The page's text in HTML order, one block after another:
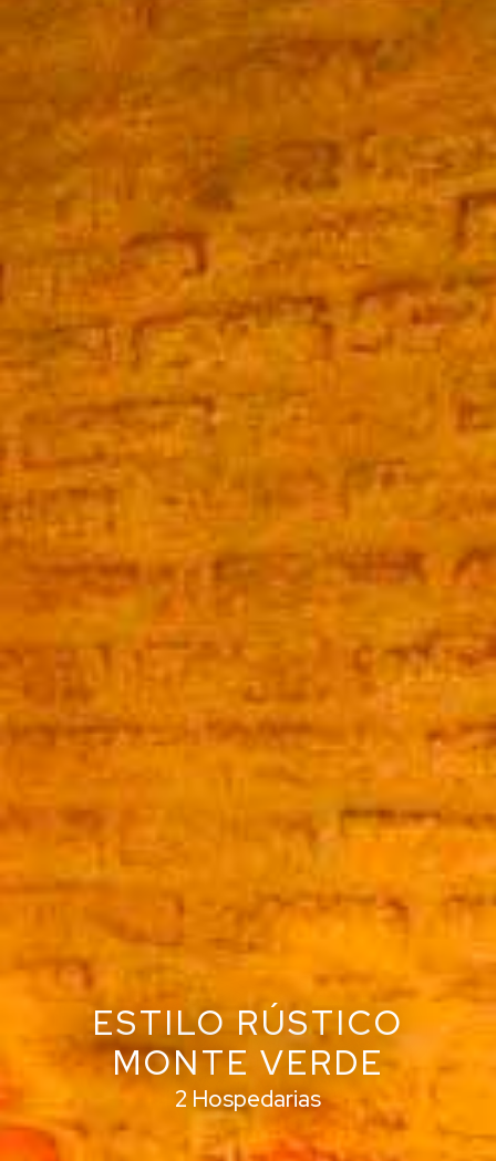
ESTILO RÚSTICO
MONTE VERDE
2 Hospedarias